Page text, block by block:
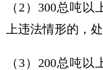
（2）300总吨
上违法情形的，
（3）200总吨